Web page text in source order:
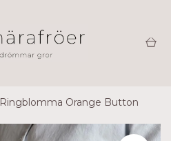
Ringblomma Orange Button